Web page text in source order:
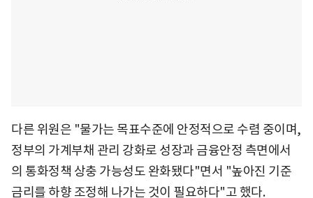
다른 위원은 "물가는 목표수준에 안정적으로 수렴 중이며,
정부의 가계부채 관리 강화로 성장과 금융안정 측면에서
의 통화정책 상충 가능성도 완화됐다"면서 "높아진 기준
금리를 하향 조정해 나가는 것이 필요하다"고 했다.